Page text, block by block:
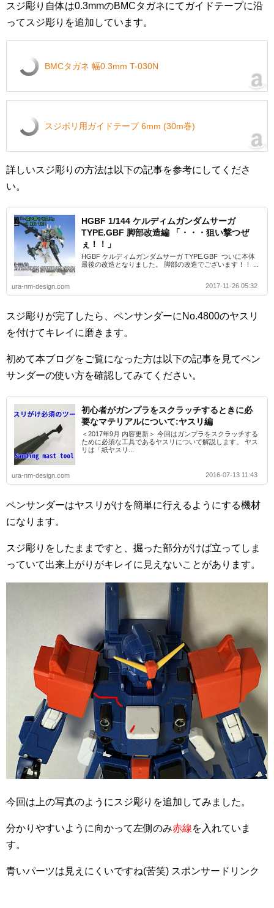
スジ彫り自体は0.3mmのBMCタガネにてガイドテープに沿
ってスジ彫りを追加しています。
BMCタガネ 幅0.3mm T-030N
スジボリ用ガイドテープ 6mm (30m巻)
詳しいスジ彫りの方法は以下の記事を参考にしてくださ
い。
HGBF 1/144 ケルディムガンダムサーガ
TYPE.GBF 脚部改造編 「・・・狙い撃つぜ
ぇ！！」
HGBF ケルディムガンダムサーガ TYPE.GBF ついに本体
最後の改造となりました。 脚部の改造でございます！！ ...
ura-nm-design.com 2017-11-26 05:32
スジ彫りが完了したら、ペンサンダーにNo.4800のヤスリ
を付けてキレイに磨きます。
初めて本ブログをご覧になった方は以下の記事を見てペン
サンダーの使い方を確認してみてください。
初心者がガンプラをスクラッチするときに必
要なマテリアルについて:ヤスリ編
＜2017年9月 内容更新＞ 今回はガンプラをスクラッチする
ために必須な工具であるヤスリについて解説します。 ヤス
リは「紙ヤスリ...
ura-nm-design.com 2016-07-13 11:43
ペンサンダーはヤスリがけを簡単に行えるようにする機材
になります。
スジ彫りをしたままですと、掘った部分がけば立ってしま
っていて出来上がりがキレイに見えないことがあります。
今回は上の写真のようにスジ彫りを追加してみました。
分かりやすいように向かって左側のみ赤線を入れていま
す。
青いパーツは見えにくいですね(苦笑) スポンサードリンク